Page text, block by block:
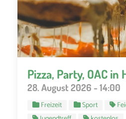
Pizza, Party, OAC in
28. August 2026 - 14:00
Freizeit Sport